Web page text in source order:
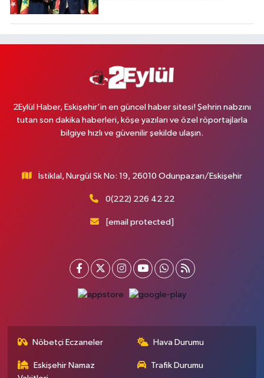
2Eylül Haber, Eskişehir’in en güncel haber sitesi! Şehrin nabzını
tutan son dakika haberleri, köşe yazıları ve özel röportajlarla
bilgiye hızlı ve güvenilir şekilde ulaşın.
İstiklal, Nurgül Sk No: 19, 26010 Odunpazarı/Eskişehir
0(222) 226 42 22
[email protected]
Nöbetçi Eczaneler Hava Durumu
Eskişehir Namaz
Trafik Durumu